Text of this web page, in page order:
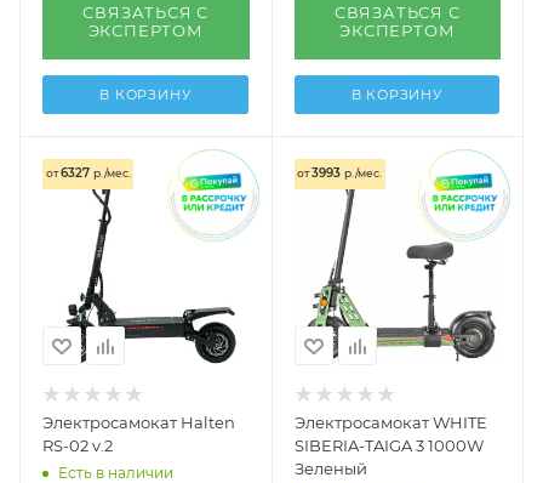
СВЯЗАТЬСЯ С
ЭКСПЕРТОМ
В КОРЗИНУ
СВЯЗАТЬСЯ С
ЭКСПЕРТОМ
В КОРЗИНУ
от6327 р./мес.
Электросамокат Halten
RS-02 v.2
Есть в наличии
от3993 р./мес.
Электросамокат WHITE
SIBERIA-TAIGA 3 1000W
Зеленый